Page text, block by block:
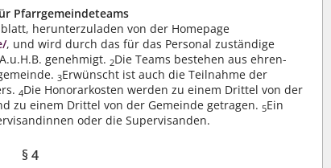
Pfarrgemeindeteams
herunterzuladen von der Homepage
, und wird durch das für das Personal zuständige
genehmigt. 2Die Teams bestehen aus ehren-
3Erwünscht ist auch die Teilnahme der
4Die Honorarkosten werden zu einem Drittel von der
zu einem Drittel von der Gemeinde getragen. 5Ein
oder die Supervisanden.
§ 4